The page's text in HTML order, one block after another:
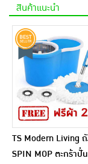
สินค้าแนะนำ
TS Modern Living
SPIN MOP ตะกร้าปั่